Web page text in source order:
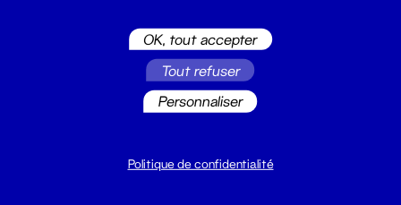
Musique
Puissant Marcel
Duchamp
OK, tout accepter
Tout refuser
Personnaliser
Politique de confidentialité